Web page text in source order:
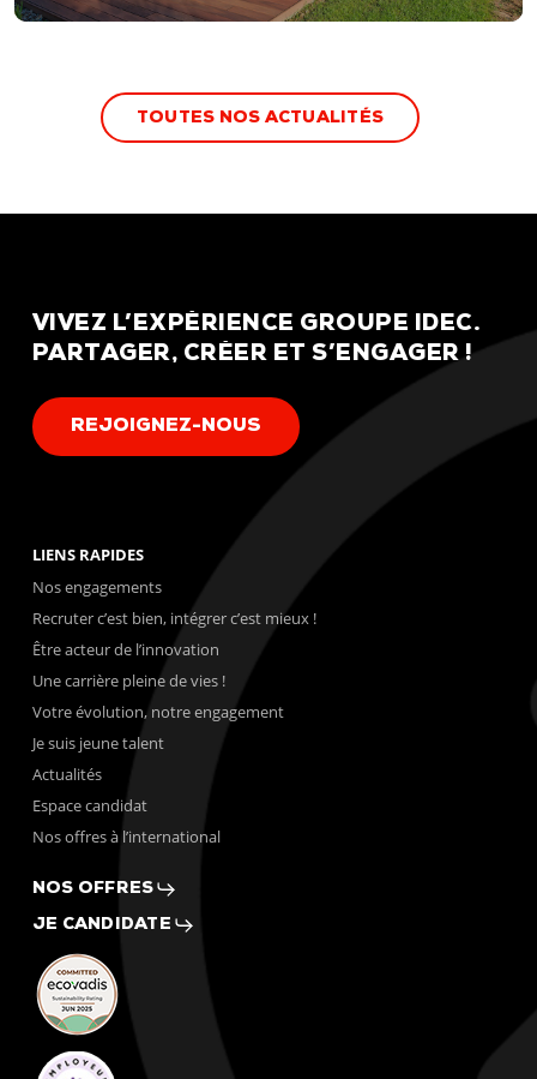
TOU T ES N OS ACTUAL T ÉS
VIVEZ L’EXPÉRIENCE GROUPE
IDEC.
PARTAGER, CRÉER ET S’ENGAGER !
REJO G N EZ- N OUS
LIENS RAPIDES
Nos engagements
Recruter c’est bien, intégrer c’est mieux !
Être acteur de l’innovation
Une carrière pleine de vies !
Votre évolution, notre engagement
Je suis jeune talent
Actualités
Espace candidat
Nos offres à l’international
NOS OFFRES
JE CANDIDATE